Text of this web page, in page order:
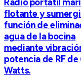
Radio portátil
flotante y
función de
agua de la bocina
mediante
potencia de RF de
Watts.